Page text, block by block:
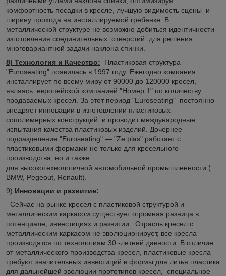
комфортность посадки в кресле, лучшую видимость сцены и
ширину прохода на инсталлируемой гребенке. В
металлической структуре не возможно добиться идентичности
изготовления соединительных отверстий для решения
многовариантной задачи наклона спинки.
8) Технология и Качество: Пластиковая структура
"Euroseating" появилась в 1997 году. Ежегодно компания
инсталлирует по всему миру от 90000 до 120000 кресел,
являясь европейской компанией "Номер 1" по количеству
продаваемых кресел. За этот период "Euroseating" постоянно
внедряет инновации в изготовлении пластиковых
сополимерных конструкций и проводит международные
испытания качества пластиковых изделий. Дочернее
подразделение "Euroseating" ― "Ze plas" работает с
пластиковыми формами не только для кресельного
производства, но и также
для высокотехнологичной автомобильной промышленности (
BMW, Pegeout, Renault).
9) Инновации и развитие:
Сейчас на рынке кресел с пластиковой структурой и
металлическим каркасом существует огромная разница в
потенциале, инвестициях и развитии. Отрасль кресел с
металлическим каркасом не эволюционирует, все кресла
производятся по технологиям 30 -летней давности. В отличие
от металлического производства кресел, пластиковые кресла
требуют значительных инвестиций в формы для литья пластика
для дальнейшей эволюции прототипов кресел, специальное